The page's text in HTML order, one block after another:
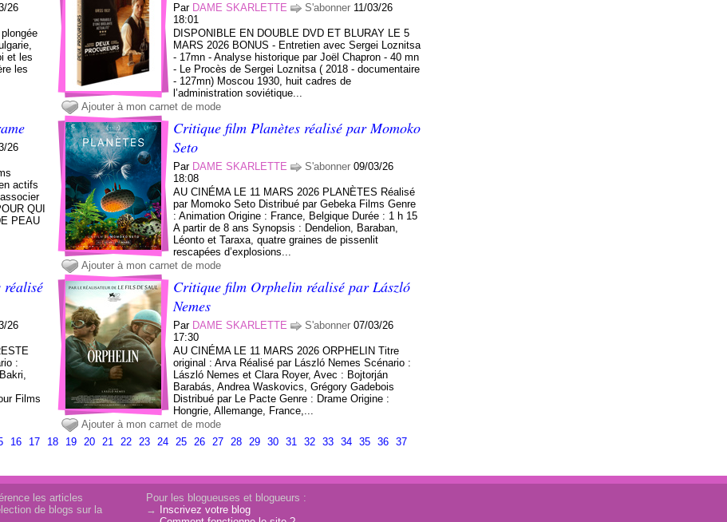
26
et les
les
Par DAME SKARLETTE S'abonner 11/03/26
18:01
DISPONIBLE EN DOUBLE DVD ET BLURAY LE 5
MARS 2026 BONUS - Entretien avec Sergei Loznitsa
- 17mn - Analyse historique par Joël Chapron - 40 mn
- Le Procès de Sergei Loznitsa ( 2018 - documentaire
- 127mn) Moscou 1930, huit cadres de
l’administration soviétique...
Ajouter à mon carnet de mode
26
actifs
QUI
PEAU
Critique film Planètes réalisé par Momoko
Seto
Par DAME SKARLETTE S'abonner 09/03/26
18:08
AU CINÉMA LE 11 MARS 2026 PLANÈTES Réalisé
par Momoko Seto Distribué par Gebeka Films Genre
: Animation Origine : France, Belgique Durée : 1 h 15
A partir de 8 ans Synopsis : Dendelion, Baraban,
Léonto et Taraxa, quatre graines de pissenlit
rescapées d’explosions...
Ajouter à mon carnet de mode
réalisé
26
:
Films
Critique film Orphelin réalisé par László
Nemes
Par DAME SKARLETTE S'abonner 07/03/26
17:30
AU CINÉMA LE 11 MARS 2026 ORPHELIN Titre
original : Arva Réalisé par László Nemes Scénario :
László Nemes et Clara Royer, Avec : Bojtorján
Barabás, Andrea Waskovics, Grégory Gadebois
Distribué par Le Pacte Genre : Drame Origine :
Hongrie, Allemange, France,...
Ajouter à mon carnet de mode
16 17 18 19 20 21 22 23 24 25 26 27 28 29 30 31 32 33 34 35 36
37
les articles
de blogs sur la
Pour les blogueuses et blogueurs :
→ Inscrivez votre blog